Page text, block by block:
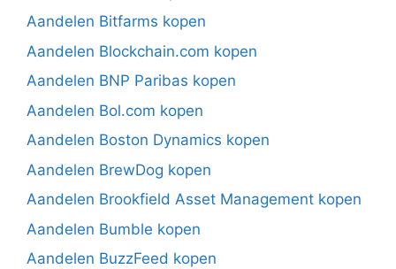
Aandelen Bitfarms kopen
Aandelen Blockchain.com kopen
Aandelen BNP Paribas kopen
Aandelen Bol.com kopen
Aandelen Boston Dynamics kopen
Aandelen BrewDog kopen
Aandelen Brookfield Asset Management kopen
Aandelen Bumble kopen
Aandelen BuzzFeed kopen